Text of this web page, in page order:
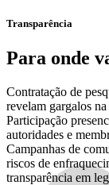
Transparência
Para onde
Contratação de
revelam gargalos
Participação
autoridades e
Campanhas de
riscos de
transparência em